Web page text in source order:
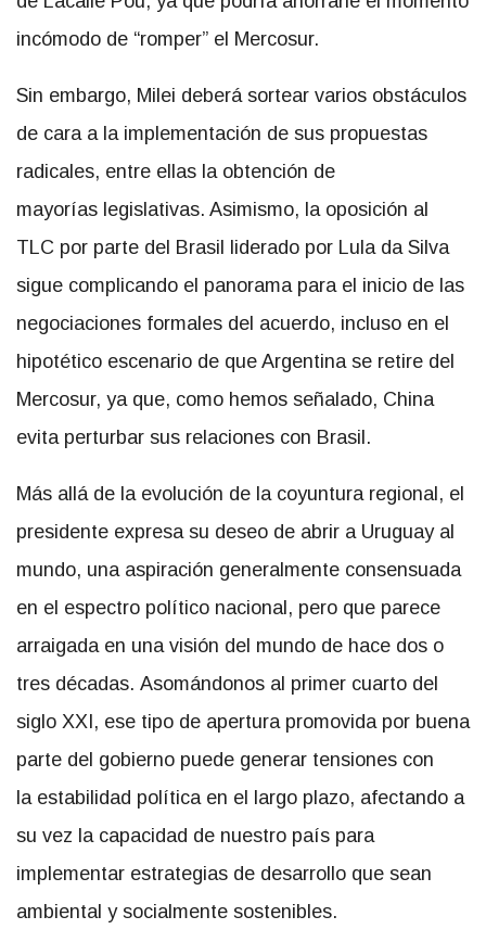
incómodo de “romper” el Mercosur.
Sin embargo, Milei deberá sortear varios obstáculos
de cara a la implementación de sus propuestas
radicales, entre ellas la obtención de
mayorías legislativas. Asimismo, la oposición al
TLC por parte del Brasil liderado por Lula da Silva
sigue complicando el panorama para el inicio de las
negociaciones formales del acuerdo, incluso en el
hipotético escenario de que Argentina se retire del
Mercosur, ya que, como hemos señalado, China
evita perturbar sus relaciones con Brasil.
Más allá de la evolución de la coyuntura regional, el
presidente expresa su deseo de abrir a Uruguay al
mundo, una aspiración generalmente consensuada
en el espectro político nacional, pero que parece
arraigada en una visión del mundo de hace dos o
tres décadas. Asomándonos al primer cuarto del
siglo XXI, ese tipo de apertura promovida por buena
parte del gobierno puede generar tensiones con
la estabilidad política en el largo plazo, afectando a
su vez la capacidad de nuestro país para
implementar estrategias de desarrollo que sean
ambiental y socialmente sostenibles.